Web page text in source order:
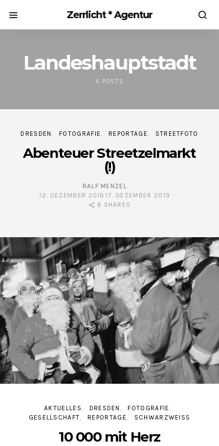
Zerrlicht * Agentur
Landeshauptstadt
4 POSTS
DRESDEN FOTOGRAFIE REPORTAGE STREETFOTO
Abenteuer Streetzelmarkt
(!)
RALF MENZEL
POSTED ON
12. DEZEMBER 2018 17. DEZEMBER 2019
6 SHARES
AKTUELLES DRESDEN
FOTOGRAFIE
GESELLSCHAFT
REPORTAGE SCHWARZWEISS
10 000 mit Herz